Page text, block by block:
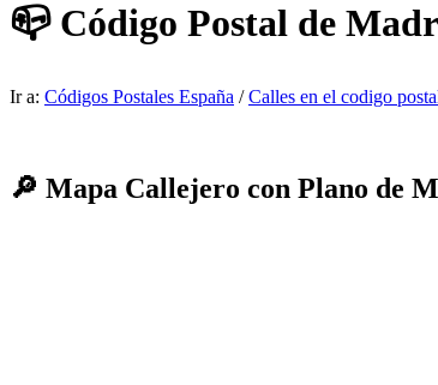
📪 Código Postal de
Ir a: Códigos Postales España /Calles en el codigo
🔎 Mapa Callejero con Plano de